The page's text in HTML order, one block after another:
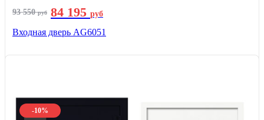
93 550руб 84 195 руб
Входная дверь AG6051
-10%